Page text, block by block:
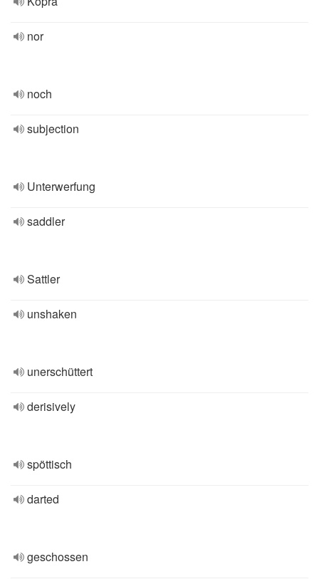
nor
noch
subjection
Unterwerfung
saddler
Sattler
unshaken
unerschüttert
derisively
spöttisch
darted
geschossen